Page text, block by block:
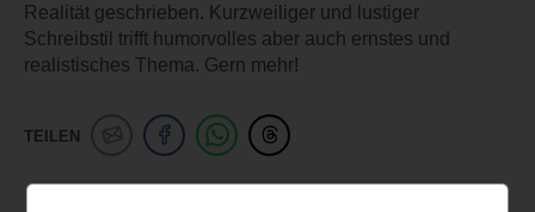
Realität geschrieben. Kurzweiliger und lustiger
Schreibstil trifft humorvolles aber auch ernstes und
realistisches Thema. Gern mehr!
TEILEN